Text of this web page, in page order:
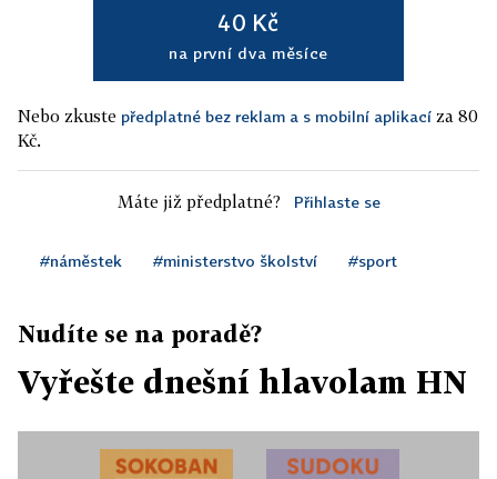
40 Kč
na první dva měsíce
Nebo zkuste předplatné bez reklam a s mobilní aplikací za 80
Kč.
Máte již předplatné? Přihlaste se
#náměstek #ministerstvo školství #sport
Nudíte se na poradě?
Vyřešte dnešní hlavolam HN